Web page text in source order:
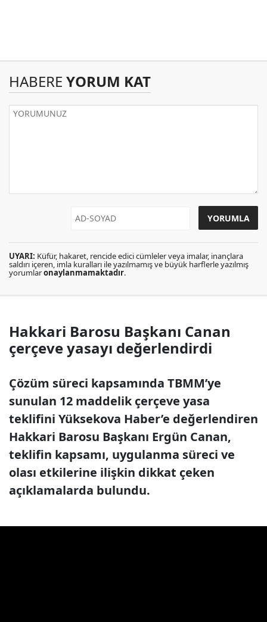
HABERE YORUM KAT
UYARI: Küfür, hakaret, rencide edici cümleler veya imalar, inançlara
saldırı içeren, imla kuralları ile yazılmamış ve büyük harflerle yazılmış
yorumlaronaylanmamaktadır.
Hakkari Barosu Başkanı Canan
çerçeve yasayı değerlendirdi
Çözüm süreci kapsamında TBMM’ye
sunulan 12 maddelik çerçeve yasa
teklifini Yüksekova Haber’e değerlendiren
Hakkari Barosu Başkanı Ergün Canan,
teklifin kapsamı, uygulanma süreci ve
olası etkilerine ilişkin dikkat çeken
açıklamalarda bulundu.